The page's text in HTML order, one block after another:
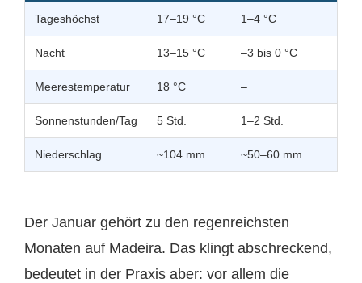
Tageshöchst 17–19 °C 1–4 °C
Nacht 13–15 °C –3 bis 0 °C
Meerestemperatur 18 °C –
Sonnenstunden/Tag 5 Std. 1–2 Std.
Niederschlag ~104 mm ~50–60 mm
Der Januar gehört zu den regenreichsten
Monaten auf Madeira. Das klingt abschreckend,
bedeutet in der Praxis aber: vor allem die